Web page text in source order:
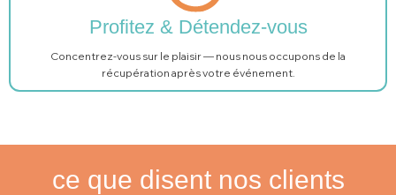
Profitez & Détendez-vous
Concentrez-vous sur le plaisir — nous nous occupons de la
récupération après votre événement.
ce que disent nos clients